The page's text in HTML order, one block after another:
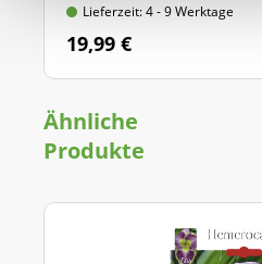
Lieferzeit: 4 - 9 Werktage
19,99 €
Ähnliche
Produkte